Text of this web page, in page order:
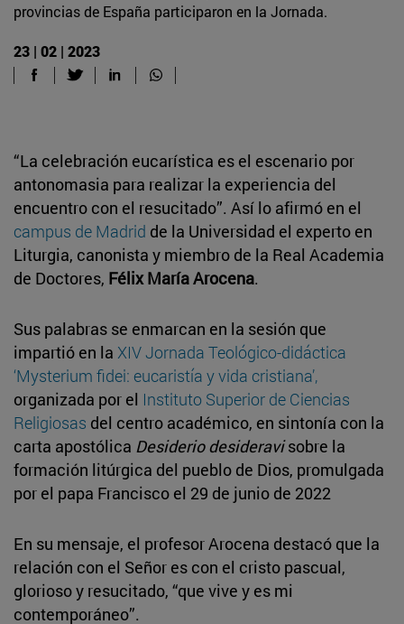
provincias de España participaron en la Jornada.
23 | 02 | 2023
“La celebración eucarística es el escenario por
antonomasia para realizar la experiencia del
encuentro con el resucitado”. Así lo afirmó en el
campus de Madrid de la Universidad el experto en
Liturgia, canonista y miembro de la Real Academia
de Doctores, Félix María Arocena.
Sus palabras se enmarcan en la sesión que
impartió en la XIV Jornada Teológico-didáctica
‘Mysterium fidei: eucaristía y vida cristiana’,
organizada por el Instituto Superior de Ciencias
Religiosas del centro académico, en sintonía con la
carta apostólica Desiderio desideravisobre la
formación litúrgica del pueblo de Dios, promulgada
por el papa Francisco el 29 de junio de 2022
En su mensaje, el profesor Arocena destacó que la
relación con el Señor es con el cristo pascual,
glorioso y resucitado, “que vive y es mi
contemporáneo”.